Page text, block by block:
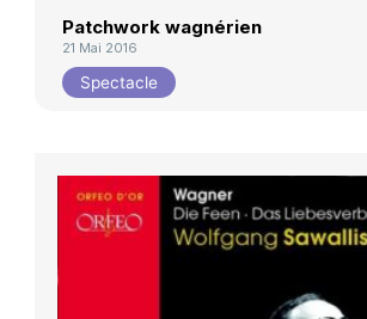
Patchwork wagnérien
21 Mai 2016
Spectacle